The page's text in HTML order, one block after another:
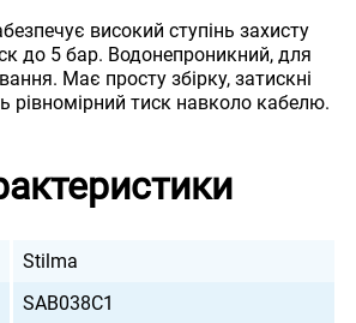
високий ступінь захисту
до 5 бар. Водонепроникний, для
Має просту збірку, затискні
рівномірний тиск навколо кабелю.
Stilma
SAB038C1